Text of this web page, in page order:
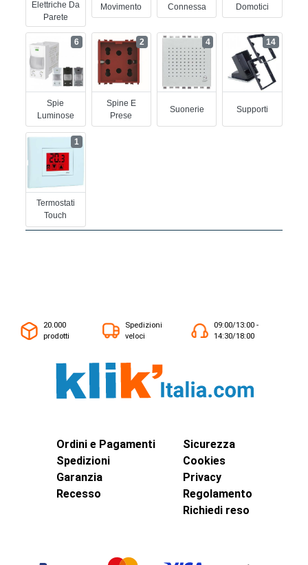
Elettriche Da
Parete
Movimento
Connessa
Domotici
Spie
Luminose
6
Spine E
Prese
2
Suonerie
4
Supporti
14
Termostati
Touch
1
20.000
prodotti
Spedizioni
veloci
09:00/13:00 -
14:30/18:00
Ordini e Pagamenti
Spedizioni
Garanzia
Recesso
Sicurezza
Cookies
Privacy
Regolamento
Richiedi reso